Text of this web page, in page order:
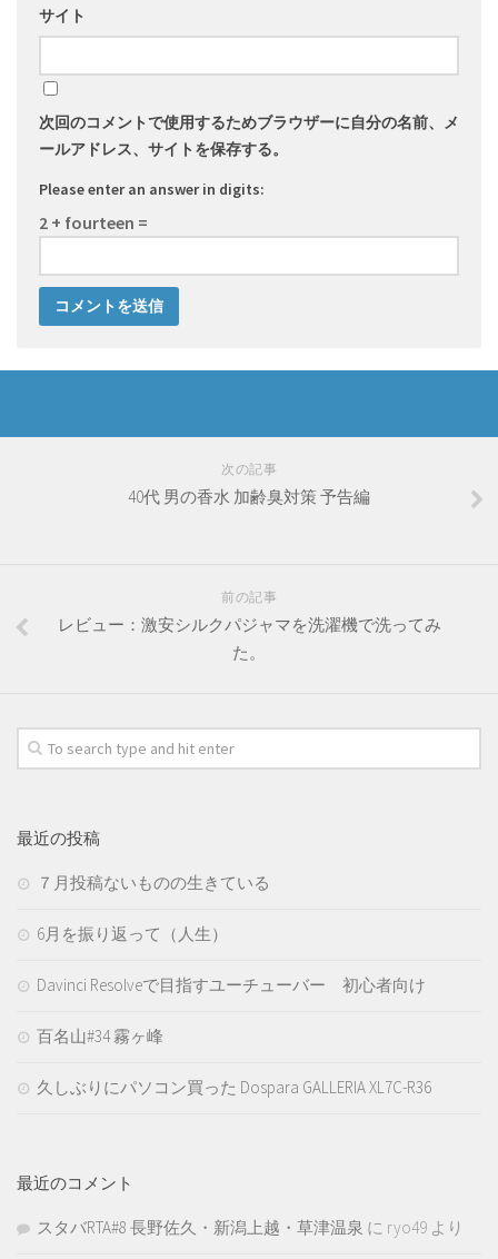
サイト
次回のコメントで使用するためブラウザーに自分の名前、メ
ールアドレス、サイトを保存する。
Please enter an answer in digits:
2 + fourteen =
次の記事
40代 男の香水 加齢臭対策 予告編
前の記事
レビュー：激安シルクパジャマを洗濯機で洗ってみ
た。
最近の投稿
７月投稿ないものの生きている
6月を振り返って（人生）
Davinci Resolveで目指すユーチューバー 初心者向け
百名山#34 霧ヶ峰
久しぶりにパソコン買った Dospara GALLERIA XL7C-R36
最近のコメント
スタバRTA#8 長野佐久・新潟上越・草津温泉 に ryo49 より